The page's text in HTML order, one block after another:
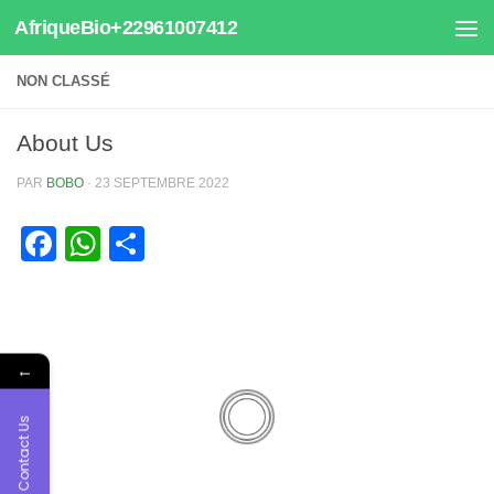
Au dessous du contenu
AfriqueBio+22961007412
NON CLASSÉ
About Us
PAR BOBO · 23 SEPTEMBRE 2022
Facebook
WhatsApp
←
Contact Us